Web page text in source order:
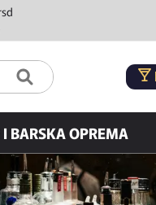
I BARSKA OPREMA